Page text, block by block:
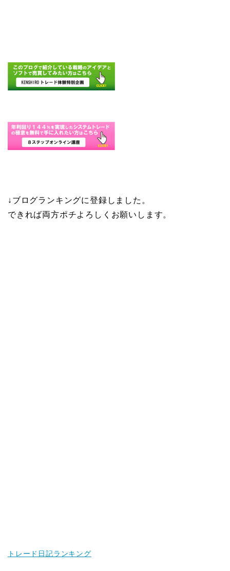
↓ブログランキングに登録しました。
できれば両方ポチよろしくお願いします。
トレード日記ランキング